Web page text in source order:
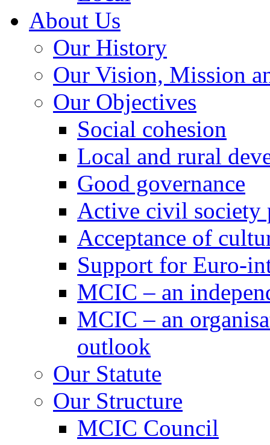
About Us
Our History
Our Vision, Mission
Our Objectives
Social cohesion
Local and rural
Good governance
Active civil society
Acceptance of
Support for Euro-
MCIC – an
MCIC – an
outlook
Our Statute
Our Structure
MCIC Council